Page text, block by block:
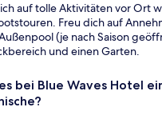
auf tolle Aktivitäten vor Ort
Freu dich auf
(je nach Saison
und einen Garten.
bei Blue Waves Hotel